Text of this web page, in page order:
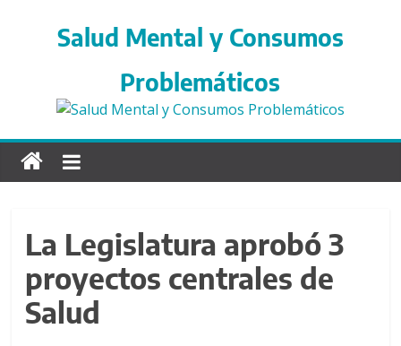
d
r
Salud Mental y Consumos
Problemáticos
La Legislatura aprobó 3
proyectos centrales de
Salud